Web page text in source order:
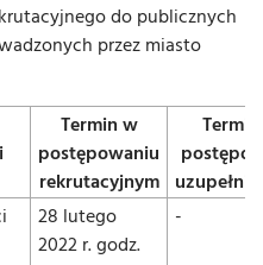
do publicznych
przez miasto
Termin w
postępowaniu
rekrutacyjnym
28 lutego
2022 r. godz.
-